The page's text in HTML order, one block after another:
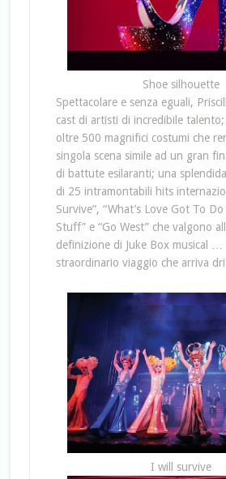
Shoe silhouette
Spettacolare e senza eguali,
cast di artisti di incredibile
oltre 500 magnifici costumi che
singola scena simile ad un gran
di battute esilaranti; una
di 25 intramontabili hits
Survive”, “What’s Love Got To
Stuff” e “Go West” che valgono
definizione di Juke Box musical …
straordinario viaggio che arriva
I will survive